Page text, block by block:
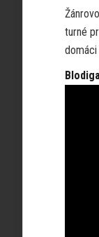
turné
domáci